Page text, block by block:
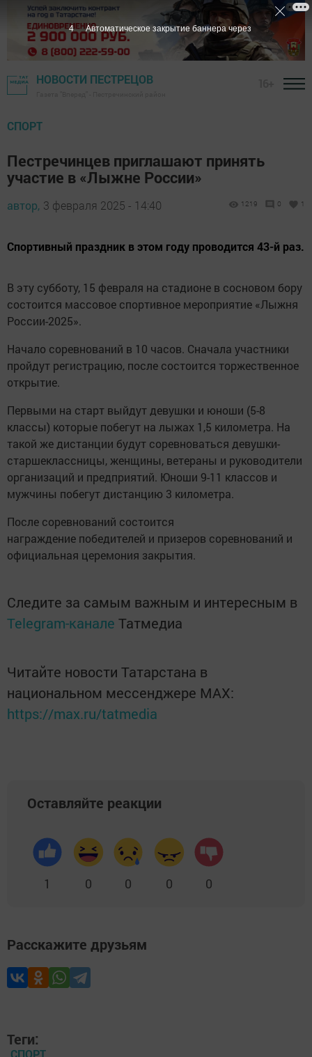
НОВОСТИ ПЕСТРЕЦОВ
СПОРТ
Пестречинцев приглашают принять
участие в «Лыжне России»
автор, 3 февраля 2025 - 14:40 1219 0 1
Спортивный праздник в этом году проводится 43-й раз.
В эту субботу, 15 февраля на стадионе в сосновом бору
состоится массовое спортивное мероприятие «Лыжня
России-2025».
Начало соревнований в 10 часов. Сначала участники
пройдут регистрацию, после состоится торжественное
открытие.
Первыми на старт выйдут девушки и юноши (5-8
классы) которые побегут на лыжах 1,5 километра. На
такой же дистанции будут соревноваться девушки-
старшеклассницы, женщины, ветераны и руководители
организаций и предприятий. Юноши 9-11 классов и
мужчины побегут дистанцию 3 километра.
После соревнований состоится
награждение победителей и призеров соревнований и
официальная церемония закрытия.
Следите за самым важным и интересным в
Telegram-канале Татмедиа
Читайте новости Татарстана в
национальном мессенджере MАХ:
https://max.ru/tatmedia
Оставляйте реакции
1 0 0 0 0
Расскажите друзьям
Теги:
2 Автоматическое закрытие баннера через